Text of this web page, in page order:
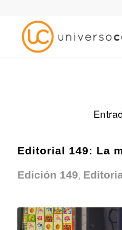
Editorial 149: La
Edición 149,